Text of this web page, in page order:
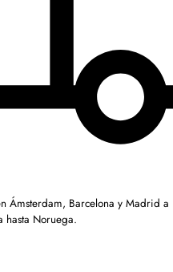
Ámsterdam, Barcelona y Madrid a
hasta Noruega.